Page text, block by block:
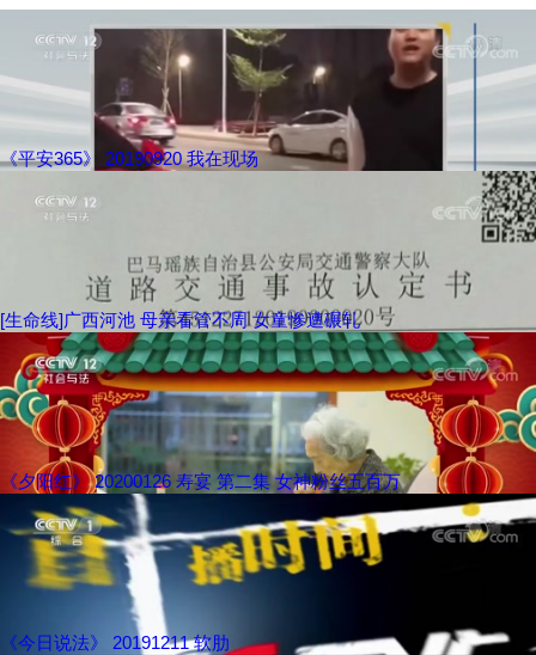
《平安365》 20190920 我在现场
[生命线]广西河池 母亲看管不周 女童惨遭碾轧
《夕阳红》 20200126 寿宴 第二集 女神粉丝五百万
《今日说法》 20191211 软肋